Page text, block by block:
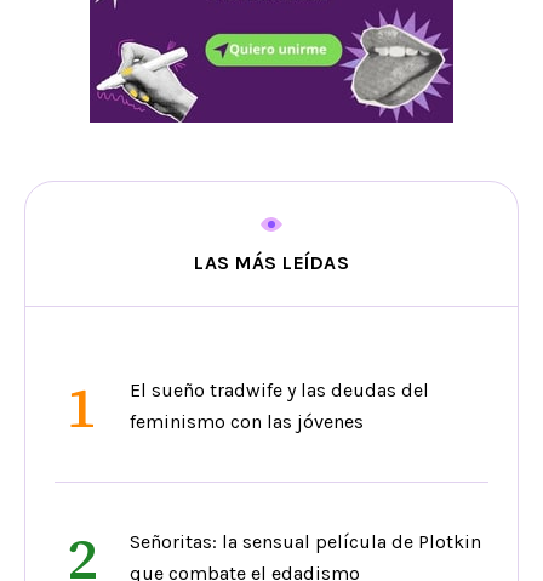
LAS MÁS LEÍDAS
1
El sueño tradwife y las deudas del
feminismo con las jóvenes
2
Señoritas: la sensual película de Plotkin
que combate el edadismo